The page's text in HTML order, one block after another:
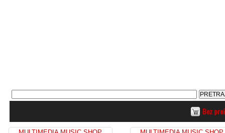
Bez